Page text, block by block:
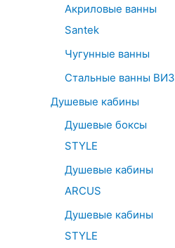
Акриловые ванны
Santek
Чугунные ванны
Стальные ванны ВИЗ
Душевые кабины
Душевые боксы
STYLE
Душевые кабины
ARCUS
Душевые кабины
STYLE